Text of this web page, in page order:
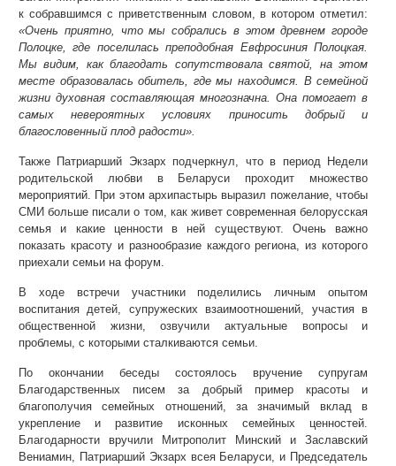
к собравшимся с приветственным словом, в котором отметил:
«Очень приятно, что мы собрались в этом древнем городе
Полоцке, где поселилась преподобная Евфросиния Полоцкая.
Мы видим, как благодать сопутствовала святой, на этом
месте образовалась обитель, где мы находимся. В семейной
жизни духовная составляющая многозначна. Она помогает в
самых невероятных условиях приносить добрый и
благословенный плод радости».
Также Патриарший Экзарх подчеркнул, что в период Недели
родительской любви в Беларуси проходит множество
мероприятий. При этом архипастырь выразил пожелание, чтобы
СМИ больше писали о том, как живет современная белорусская
семья и какие ценности в ней существуют. Очень важно
показать красоту и разнообразие каждого региона, из которого
приехали семьи на форум.
В ходе встречи участники поделились личным опытом
воспитания детей, супружеских взаимоотношений, участия в
общественной жизни, озвучили актуальные вопросы и
проблемы, с которыми сталкиваются семьи.
По окончании беседы состоялось вручение супругам
Благодарственных писем за добрый пример красоты и
благополучия семейных отношений, за значимый вклад в
укрепление и развитие исконных семейных ценностей.
Благодарности вручили Митрополит Минский и Заславский
Вениамин, Патриарший Экзарх всея Беларуси, и Председатель